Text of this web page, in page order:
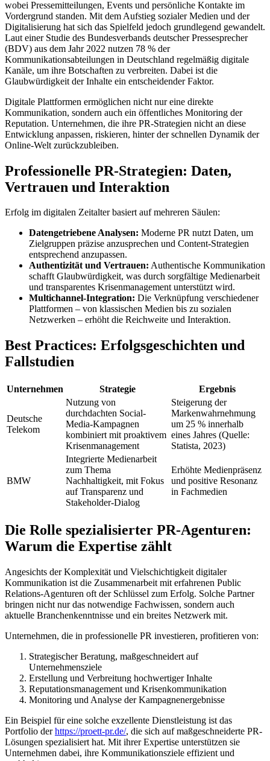
wobei Pressemitteilungen, Events und persönliche Kontakte im
Vordergrund standen. Mit dem Aufstieg sozialer Medien und der
Digitalisierung hat sich das Spielfeld jedoch grundlegend gewandelt.
Laut einer Studie des Bundesverbands deutscher Pressesprecher
(BDV) aus dem Jahr 2022 nutzen 78 % der
Kommunikationsabteilungen in Deutschland regelmäßig digitale
Kanäle, um ihre Botschaften zu verbreiten. Dabei ist die
Glaubwürdigkeit der Inhalte ein entscheidender Faktor.
Digitale Plattformen ermöglichen nicht nur eine direkte
Kommunikation, sondern auch ein öffentliches Monitoring der
Reputation. Unternehmen, die ihre PR-Strategien nicht an diese
Entwicklung anpassen, riskieren, hinter der schnellen Dynamik der
Online-Welt zurückzubleiben.
Professionelle PR-Strategien: Daten,
Vertrauen und Interaktion
Erfolg im digitalen Zeitalter basiert auf mehreren Säulen:
Datengetriebene Analysen: Moderne PR nutzt Daten, um
Zielgruppen präzise anzusprechen und Content-Strategien
entsprechend anzupassen.
Authentizität und Vertrauen: Authentische Kommunikation
schafft Glaubwürdigkeit, was durch sorgfältige Medienarbeit
und transparentes Krisenmanagement unterstützt wird.
Multichannel-Integration: Die Verknüpfung verschiedener
Plattformen – von klassischen Medien bis zu sozialen
Netzwerken – erhöht die Reichweite und Interaktion.
Best Practices: Erfolgsgeschichten und
Fallstudien
Unternehmen Strategie Ergebnis
Deutsche
Telekom
Nutzung von
durchdachten Social-
Media-Kampagnen
kombiniert mit proaktivem
Krisenmanagement
Steigerung der
Markenwahrnehmung
um 25 % innerhalb
eines Jahres (Quelle:
Statista, 2023)
BMW
Integrierte Medienarbeit
zum Thema
Nachhaltigkeit, mit Fokus
auf Transparenz und
Stakeholder-Dialog
Erhöhte Medienpräsenz
und positive Resonanz
in Fachmedien
Die Rolle spezialisierter PR-Agenturen:
Warum die Expertise zählt
Angesichts der Komplexität und Vielschichtigkeit digitaler
Kommunikation ist die Zusammenarbeit mit erfahrenen Public
Relations-Agenturen oft der Schlüssel zum Erfolg. Solche Partner
bringen nicht nur das notwendige Fachwissen, sondern auch
aktuelle Branchenkenntnisse und ein breites Netzwerk mit.
Unternehmen, die in professionelle PR investieren, profitieren von:
Strategischer Beratung, maßgeschneidert auf
Unternehmensziele
Erstellung und Verbreitung hochwertiger Inhalte
Reputationsmanagement und Krisenkommunikation
Monitoring und Analyse der Kampagnenergebnisse
Ein Beispiel für eine solche exzellente Dienstleistung ist das
Portfolio derhttps://proett-pr.de/, die sich auf maßgeschneiderte PR-
Lösungen spezialisiert hat. Mit ihrer Expertise unterstützen sie
Unternehmen dabei, ihre Kommunikationsziele effizient und